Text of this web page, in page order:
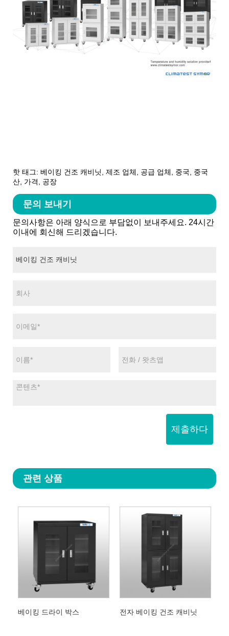
핫 태그: 베이킹 건조 캐비닛, 제조 업체, 공급 업체, 중국, 중국
산, 가격, 공장
문의 보내기
문의사항은 아래 양식으로 부담없이 보내주세요. 24시간
이내에 회신해 드리겠습니다.
제출하다
관련 상품
베이킹 드라이 박스 전자 베이킹 건조 캐비닛